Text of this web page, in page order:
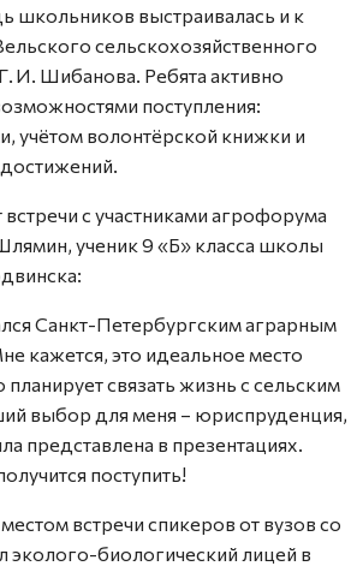
школьников выстраивалась и к
сельскохозяйственного
И. Шибанова. Ребята активно
поступления:
учётом волонтёрской книжки и
с участниками агрофорума
ученик 9 «Б» класса школы
Санкт-Петербургским аграрным
кажется, это идеальное место
планирует связать жизнь с сельским
выбор для меня – юриспруденция,
представлена в презентациях.
поступить!
встречи спикеров от вузов со
эколого-биологический лицей в